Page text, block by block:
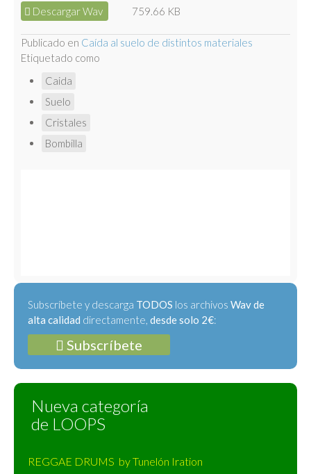
Descargar Wav 759.66 KB
Publicado en Caída al suelo de distintos materiales
Etiquetado como
Caida
Suelo
Cristales
Bombilla
Subscríbete y descarga TODOS los archivos Wav de
alta calidad directamente, desde solo 2€:
Subscríbete
Nueva categoría
de LOOPS
REGGAE DRUMS by Tunelón Iration